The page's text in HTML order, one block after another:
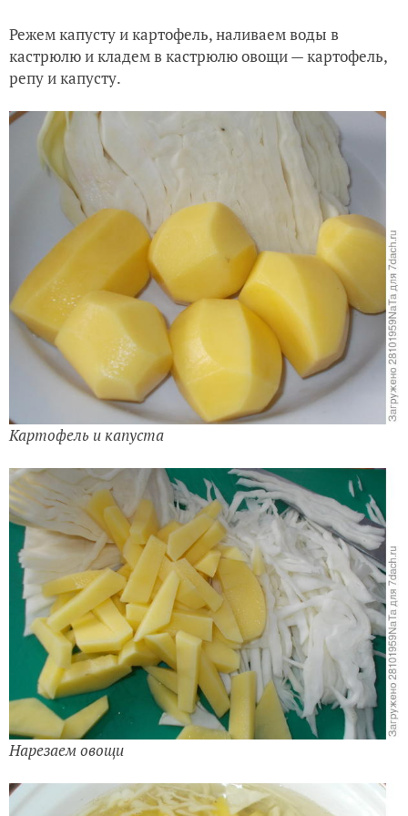
Режем капусту и картофель, наливаем воды в
кастрюлю и кладем в кастрюлю овощи — картофель,
репу и капусту.
Картофель и капуста
Нарезаем овощи